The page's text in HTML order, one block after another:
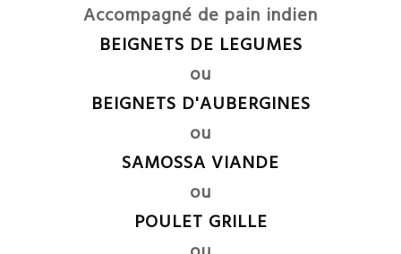
Accompagné de pain indien
BEIGNETS DE LEGUMES
ou
BEIGNETS D'AUBERGINES
ou
SAMOSSA VIANDE
ou
POULET GRILLE